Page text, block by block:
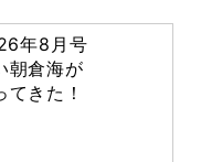
年8月号
朝倉海が
てきた！